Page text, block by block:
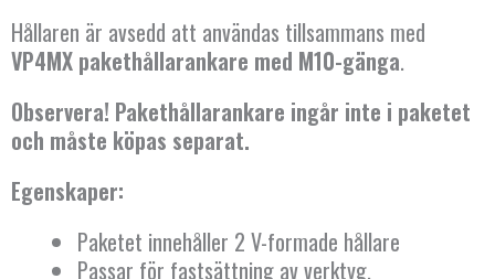
Hållaren är avsedd att användas tillsammans med
VP4MX pakethållarankare med M10-gänga.
Observera! Pakethållarankare ingår inte i paketet
och måste köpas separat.
Egenskaper:
Paketet innehåller 2 V-formade hållare
Passar för fastsättning av verktyg,